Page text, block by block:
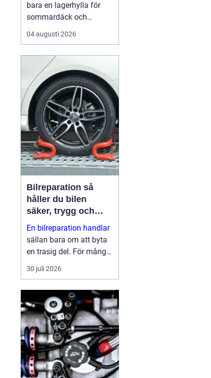
bara en lagerhylla för
sommardäck och
vinterdäck. För bilägare i
Örebro kan rätt förvaring
säkra mil på vägen och
onödigt slitage som
leder till dyra byten i
förtid. När däcken
förvaras professionellt
f...
04 augusti 2026
Bilreparation så
håller du bilen
säker, trygg och
ekonomisk
En bilreparation handlar
sällan bara om att byta
en trasig del. För många
bilägare är bilen en
förutsättning för
fritid och alla måsten
däremellan. När bilen
krå...
30 juli 2026